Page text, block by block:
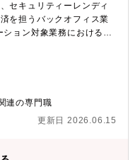
率98％（2022年度採用実
社風です。★実働7時間、
働きやすい環境です。
セキュリティーレンディ
を担うバックオフィス業
ョン対象業務における時
年に創業した比較的新し
ーマインドが強く、若手
に登用する等、スピード
りが幅広く業務に従事す
入社比率7割、女性比率4
く「さん」づけで呼び合
連の専門職
更新日 2026.06.15